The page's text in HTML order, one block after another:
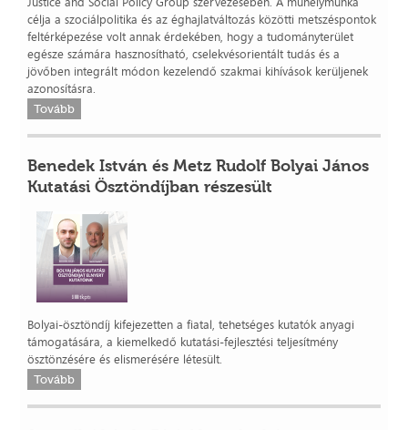
célja a szociálpolitika és az éghajlatváltozás közötti metszéspontok
feltérképezése volt annak érdekében, hogy a tudományterület
egésze számára hasznosítható, cselekvésorientált tudás és a
jövőben integrált módon kezelendő szakmai kihívások kerüljenek
azonosításra.
Tovább
Benedek István és Metz Rudolf Bolyai János
Kutatási Ösztöndíjban részesült
Bolyai-ösztöndíj kifejezetten a fiatal, tehetséges kutatók anyagi
támogatására, a kiemelkedő kutatási-fejlesztési teljesítmény
ösztönzésére és elismerésére létesült.
Tovább